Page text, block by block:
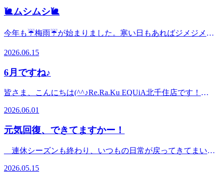
こともございますので、こまめに色んな時間帯に予約状況を
の、モヤモヤ💦撃退👊してスッキリ！🍃✨に特化したコース
分…、まとめてサヨナラ！！👋✨したい方におすすめです！
に終了してしまう可能性も…！？🌂もちろん、『80分じゃ足
お悩みにピッタリなコースを一緒に考え、ご提案させていた
だきます♪ 北千住店は駅構内にあるため、お仕事帰り💻に
も、乗り換え途中🚃にも、お買い物帰り👜にも、用事の前の
時間つぶし🍴にも、雨の日☔でも日差しが強い日🌞でも、ご
真付きの詳しい行き方案内はコチラ
音もしっかりしているため、『電車の音が思ったより気にな
らない！😲』といったお声もたくさんいただいています♪こ
の機会にぜひお立ち寄りください♪
さんが見える場合、①～⑤を飛ばして⑥までお進みくださ
合、①～⑤を飛ばして⑦までお進みください。 ①東武線、
さい。※入場料が発生する場合、『入場券』(切符券売機な
どで購入できます)を買い、スタッフにお見せいただくと、
入場料ぶんを施術代金からお値引きさせていただきます。
(定期券・ICカードは不可) ②中央改札に入ったら、そのまま
まっすぐ直進してください。左手側にドトールさん、吉野家
さん、久楽さん(ラーメン屋)。右手側にPAOPAOさん、
と、突き当たり正面に丸亀製麵さんがあります。 ③丸亀製
そ道』の顔ハメパネルがあります。そのすぐ右側の大きな下
ンマルクカフェさん、マツモトキヨシさんが目印です正面に
🐌ムシムシ🐌
今年も☔梅雨☔が始まりました。寒い日もあればジメジメの
EQUiA北千住🐸です。梅雨の時期は気圧の変化や湿気によ
す。 こんな時期こそ肩甲骨ストレッチで血行を促進して全
揉みほぐしコースは3種類ございます。3種類全てのコースに
肩甲骨ストレッチがしっかり入っておりますのでお疲れに合
ましょうヽ(=ﾟωﾟ)ﾉﾉﾉ 北千住店は駅構内にあり、雨の日でも
外に出ることなくご来店いただけます。その為、お仕事帰り
の夕方から夜はご予約が早い時間に埋まってしまうことが多
し、行きたい時間帯に空きがないという場合でも、お助けス
2026.06.15
6月ですね♪
皆さま、こんにちは(^^♪Re.Ra.Ku EQUiA北千住店です！朝
せんか？適度な運動、睡眠、規則正しい生活を心掛けてお身
ンで爽快ヘッドスパをご用意しております(^^♪ 🍉夏限定🍉
りが登場しました＼(◎o◎)／！リフレッシュしたい方にお
ススメ・・・ブルーミングリモーネ(すっきり＆さっぱり系
の香り♪ By.担当スタッフ)リラックスしたい方におスス
2026.06.01
元気回復、できてますかー！
連休シーズンも終わり、いつもの日常が戻ってきてまいり
言っていたのもつかの間、すでに🌞暑い🌞です！交通機関も
2026.05.15